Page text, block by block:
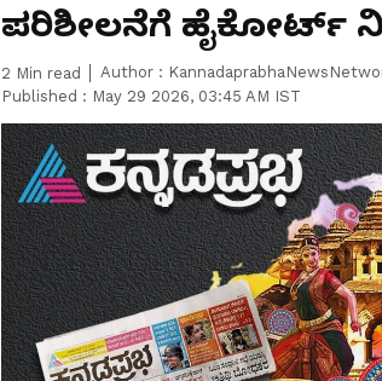
ಪರಿಶೀಲನೆಗೆ ಹೈಕೋರ್ಟ್
2 Min read Author :
Published : May 29 2026, 03:45 AM IST